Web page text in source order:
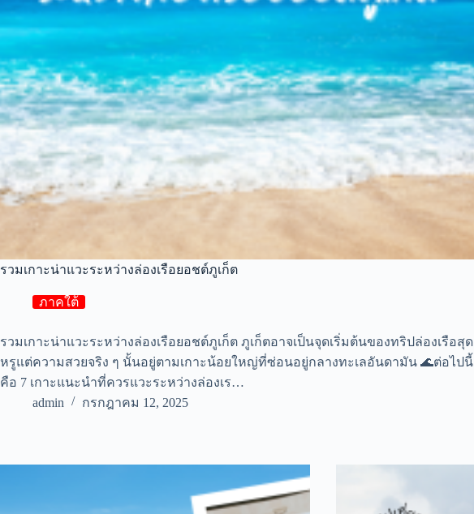
รวมเกาะน่าแวะระหว่างล่องเรือยอชต์ภูเก็ต
ภาคใต้
รวมเกาะน่าแวะระหว่างล่องเรือยอชต์ภูเก็ต ภูเก็ตอาจเป็นจุดเริ่มต้นของทริปล่องเรือสุด
หรูแต่ความสวยจริง ๆ นั้นอยู่ตามเกาะน้อยใหญ่ที่ซ่อนอยู่กลางทะเลอันดามัน 🌊ต่อไปนี้
คือ 7 เกาะแนะนำที่ควรแวะระหว่างล่องเร…
admin
กรกฎาคม 12, 2025